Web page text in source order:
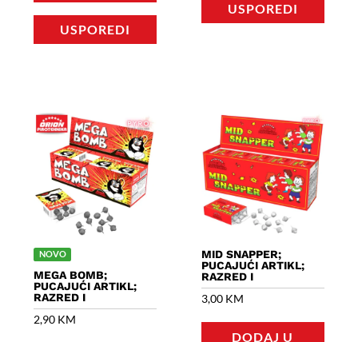
USPOREDI
USPOREDI
NOVO
MEGA BOMB;
PUCAJUĆI ARTIKL;
RAZRED I
2,90 KM
MID SNAPPER;
PUCAJUĆI ARTIKL;
RAZRED I
3,00 KM
DODAJ U